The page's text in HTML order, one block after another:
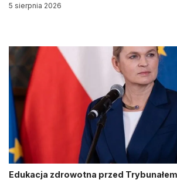
5 sierpnia 2026
Edukacja zdrowotna przed